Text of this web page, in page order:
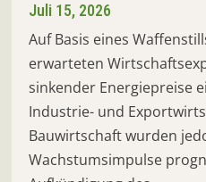
Juli 15, 2026
Auf Basis eines
erwarteten
sinkender Energiepreise
Industrie- und
Bauwirtschaft wurden
Wachstumsimpulse